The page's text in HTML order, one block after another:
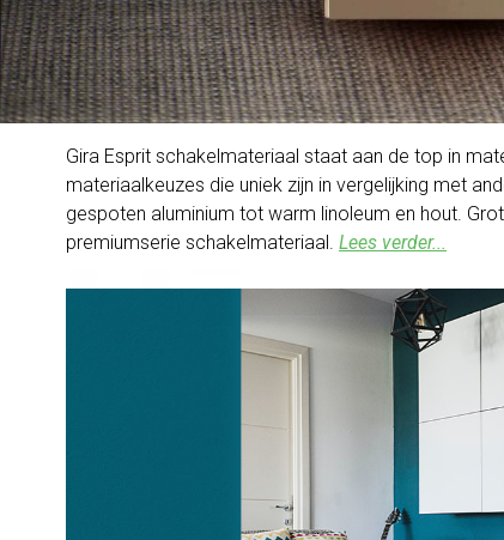
Gira Esprit schakelmateriaal staat aan de top in
materiaalkeuzes die uniek zijn in vergelijking met
gespoten aluminium tot warm linoleum en hout.
premiumserie schakelmateriaal. Lees verder...